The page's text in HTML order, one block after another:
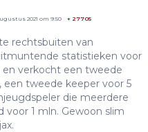
2021 om 9:50 + 27705
rechtsbuiten van
statistieken voor
en verkocht een tweede
een tweede keeper voor 5
die meerdere
voor 1 mln. Gewoon slim